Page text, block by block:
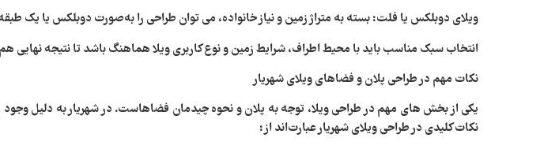
ویلای دوبلکس یا فلت:بسته به متراژ زمین و نیاز خانواده، می‌ توان طراحی را به‌صورت دوبلکس یا یک‌
انتخاب سبک مناسب باید با محیط اطراف، شرایط زمین و نوع کاربری ویلا هماهنگ باشد تا نتیجه نهایی
نکات مهم در طراحی پلان و فضاهای ویلای شهریار
یکی از بخش‌ های مهم در طراحی ویلا، توجه به پلان و نحوه چیدمان فضاهاست. در شهریار به دلیل
نکات کلیدی در طراحی ویلای شهریار عبارت‌اند از: